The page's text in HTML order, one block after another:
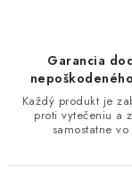
Garancia
Každý produkt je
proti vytečeniu a
samostatne